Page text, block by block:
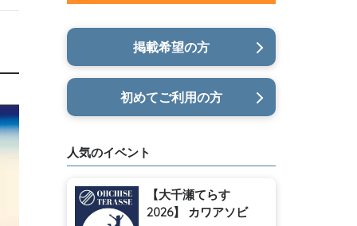
掲載希望の方
初めてご利用の方
人気のイベント
【大千瀬てらす
2026】 カワアソビ